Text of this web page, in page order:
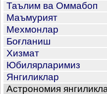
Таълим ва Оммабоп
Маъмурият
Мехмонлар
Боғланиш
Хизмат
Юбилярларимиз
Янгиликлар
Астрономия